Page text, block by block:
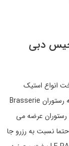
دبی
انواع استیک
رستوران Brasserie
رستوران عرضه می
نسبت به رزرو جا